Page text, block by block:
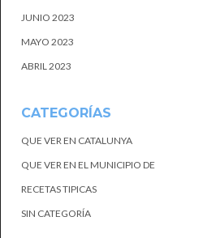
JUNIO 2023
MAYO 2023
ABRIL 2023
CATEGORÍAS
QUE VER EN CATALUNYA
QUE VER EN EL MUNICIPIO DE
RECETAS TIPICAS
SIN CATEGORÍA